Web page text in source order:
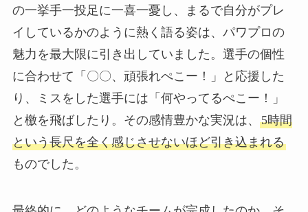
の一挙手一投足に一喜一憂し、まるで自分がプレ
イしているかのように熱く語る姿は、パワプロの
魅力を最大限に引き出していました。選手の個性
に合わせて「〇〇、頑張れぺこー！」と応援した
り、ミスをした選手には「何やってるぺこー！」
と檄を飛ばしたり。その感情豊かな実況は、 5時間
という長尺を全く感じさせないほど引き込まれる
ものでした。